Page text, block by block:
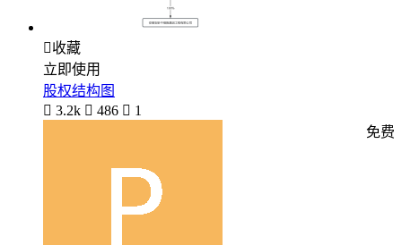
收藏
立即使用
股权结构图
 3.2k  486  1
免费